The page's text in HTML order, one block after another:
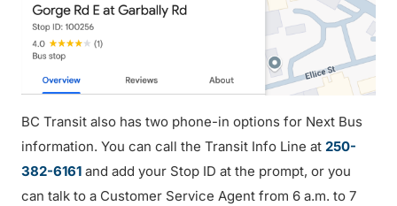
BC Transit also has two phone-in options for Next Bus
information. You can call the Transit Info Line at 250-
382-6161 and add your Stop ID at the prompt, or you
can talk to a Customer Service Agent from 6 a.m. to 7